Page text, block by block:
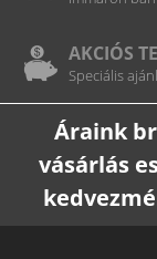
AKCIÓS
Speciális
Áraink
vásárlás